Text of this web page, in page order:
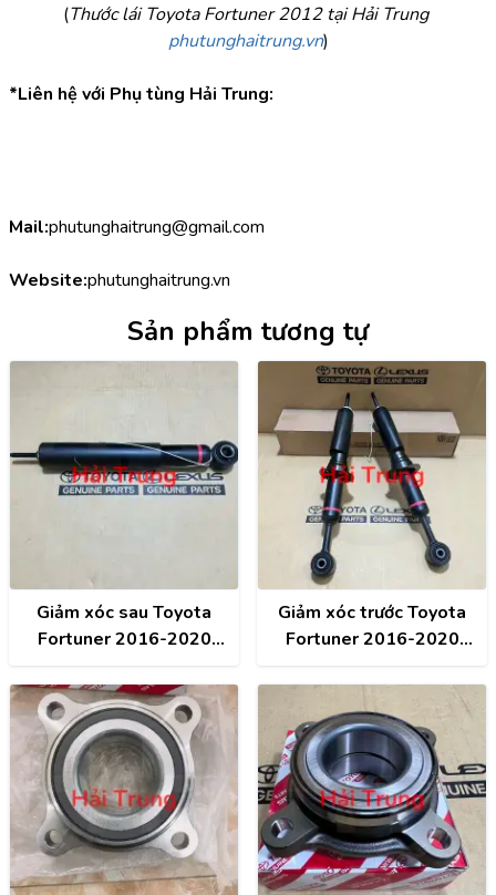
(
Thước lái Toyota Fortuner 2012 tại Hải Trung
phutunghaitrung.vn)
*Liên hệ với Phụ tùng Hải Trung:
Mail:phutunghaitrung@gmail.com
Website:phutunghaitrung.vn
Sản phẩm tương tự
Giảm xóc sau Toyota
Fortuner 2016-2020
Giảm xóc trước Toyota
Fortuner 2016-2020